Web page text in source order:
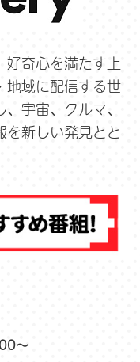
奇心を満たす上
域に配信する世
宇宙、クルマ、
を新しい発見とと
～